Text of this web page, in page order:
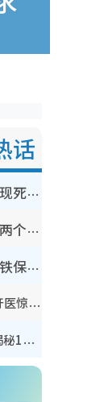
话
夺命寄生虫｜食生菜狂泻首现死者！疫潮恶化录1.8万宗病例 揭洗菜3大谬误
银行高管恋上水疗女技师！两个月借128万惊觉“沉船”沉落火海 揭背后疑似邪教操控卖淫
内地客夸港人不识老！揭港铁保鲜级冷气 港人求放过：别投诉
牙线棒乱用随时越清越糟糕！牙医惊揭盲目过户细菌恐致蛀牙：这种才是日常真保养
WhatsApp预设贴图怎么删？揭秘1招“反向操作”还原简洁界面 附3步实测教程